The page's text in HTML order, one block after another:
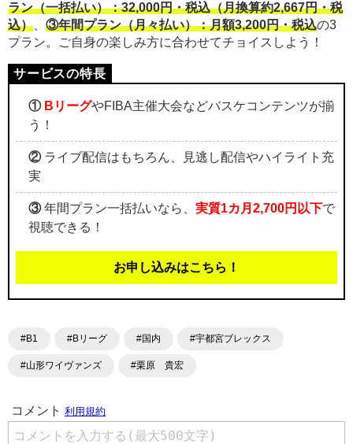
ラン（一括払い）：32,000円・税込（月換算約2,667円・税
込）、 ③年間プラン（月々払い）：月額3,200円・税込の3
プラン。ご自身の楽しみ方に合わせてチョイスしよう！
① BリーグやFIBA主催大会などバスケコンテンツが揃
う！
②ライブ配信はもちろん、見逃し配信やハイライト充
実
③年間プラン一括払いなら、 実質1カ月2,700円以下で
視聴できる！
お申し込みはこちら！
#B1 #Bリーグ #国内 #宇都宮ブレックス
#山形ワイヴァンズ #栗原 貴宏